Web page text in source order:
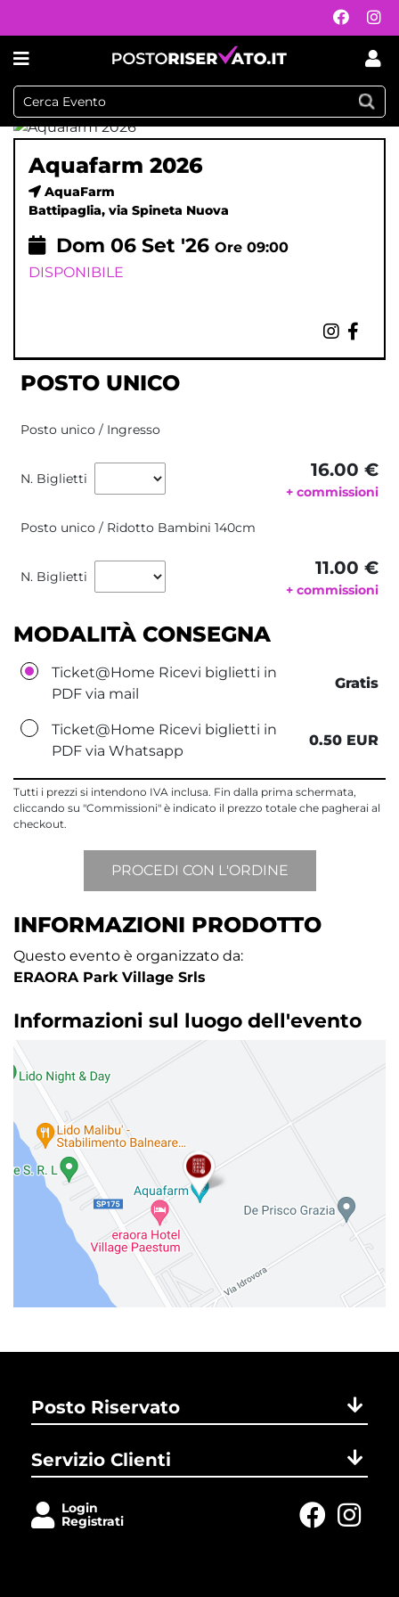
Aquafarm 2026
AquaFarm
Battipaglia, via Spineta Nuova
Dom 06 Set '26 Ore 09:00
DISPONIBILE
POSTO UNICO
Posto unico / Ingresso
N. Biglietti 16.00 €
+ commissioni
Posto unico / Ridotto Bambini 140cm
N. Biglietti 11.00 €
+ commissioni
MODALITÀ CONSEGNA
Ticket@Home Ricevi biglietti in
PDF via mail
Gratis
Ticket@Home Ricevi biglietti in
PDF via Whatsapp
0.50 EUR
Tutti i prezzi si intendono IVA inclusa. Fin dalla prima schermata,
cliccando su "Commissioni" è indicato il prezzo totale che pagherai al
checkout.
INFORMAZIONI PRODOTTO
Questo evento è organizzato da:
ERAORA Park Village Srls
Informazioni sul luogo dell'evento
Posto Riservato
Servizio Clienti
Login
Registrati